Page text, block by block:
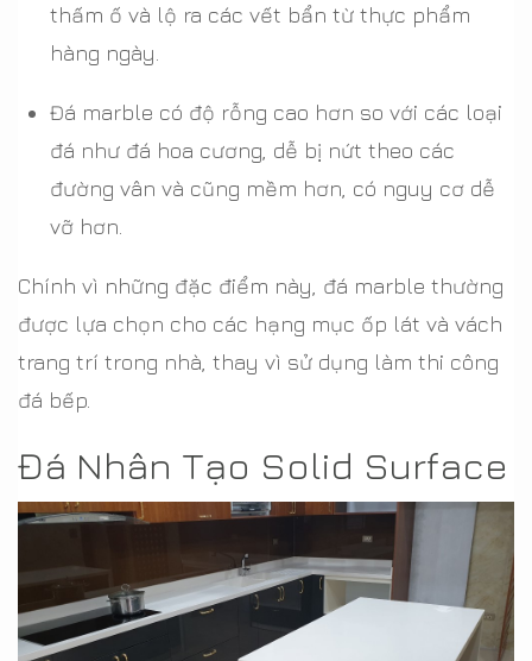
thấm ố và lộ ra các vết bẩn từ thực phẩm
hàng ngày.
Đá marble có độ rỗng cao hơn so với các loại
đá như đá hoa cương, dễ bị nứt theo các
đường vân và cũng mềm hơn, có nguy cơ dễ
vỡ hơn.
Chính vì những đặc điểm này, đá marble thường
được lựa chọn cho các hạng mục ốp lát và vách
trang trí trong nhà, thay vì sử dụng làm thi công
đá bếp.
Đá Nhân Tạo Solid Surface